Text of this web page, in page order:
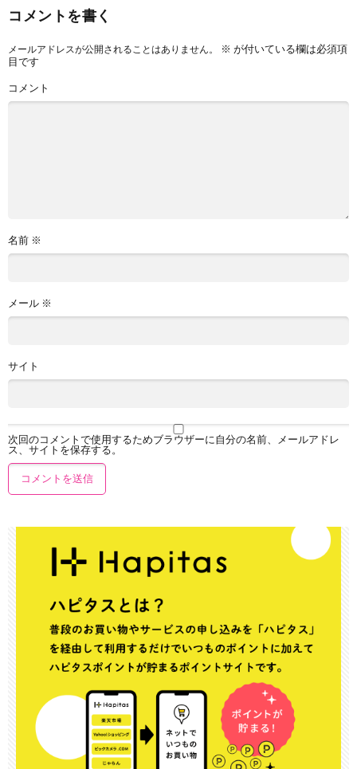
コメントを書く
メールアドレスが公開されることはありません。 ※ が付いている欄は必須項
目です
コメント
名前 ※
メール ※
サイト
次回のコメントで使用するためブラウザーに自分の名前、メールアドレ
ス、サイトを保存する。